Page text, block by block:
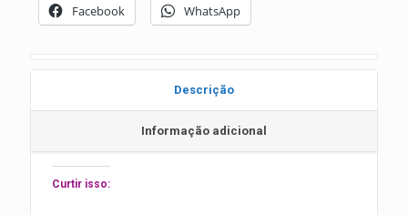
Facebook WhatsApp
Descrição
Informação adicional
Curtir isso: